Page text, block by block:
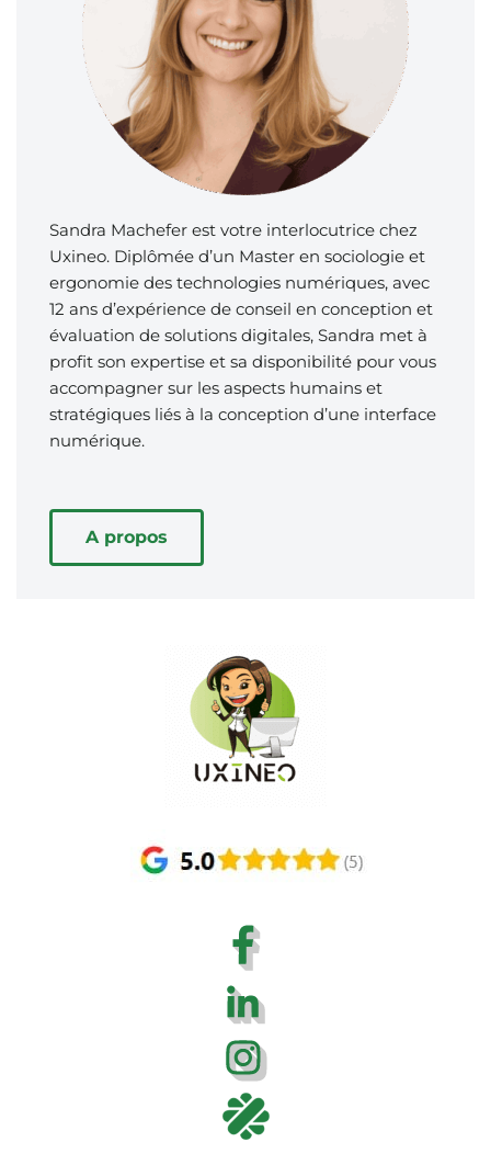
Sandra Machefer est votre interlocutrice chez
Uxineo. Diplômée d’un Master en sociologie et
ergonomie des technologies numériques, avec
12 ans d’expérience de conseil en conception et
évaluation de solutions digitales, Sandra met à
profit son expertise et sa disponibilité pour vous
accompagner sur les aspects humains et
stratégiques liés à la conception d’une interface
numérique.
A propos